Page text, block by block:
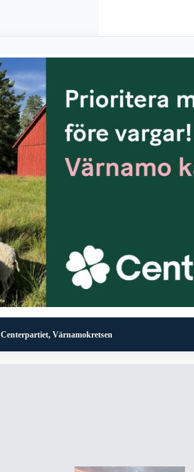
Centerpartiet, Värnamokretsen